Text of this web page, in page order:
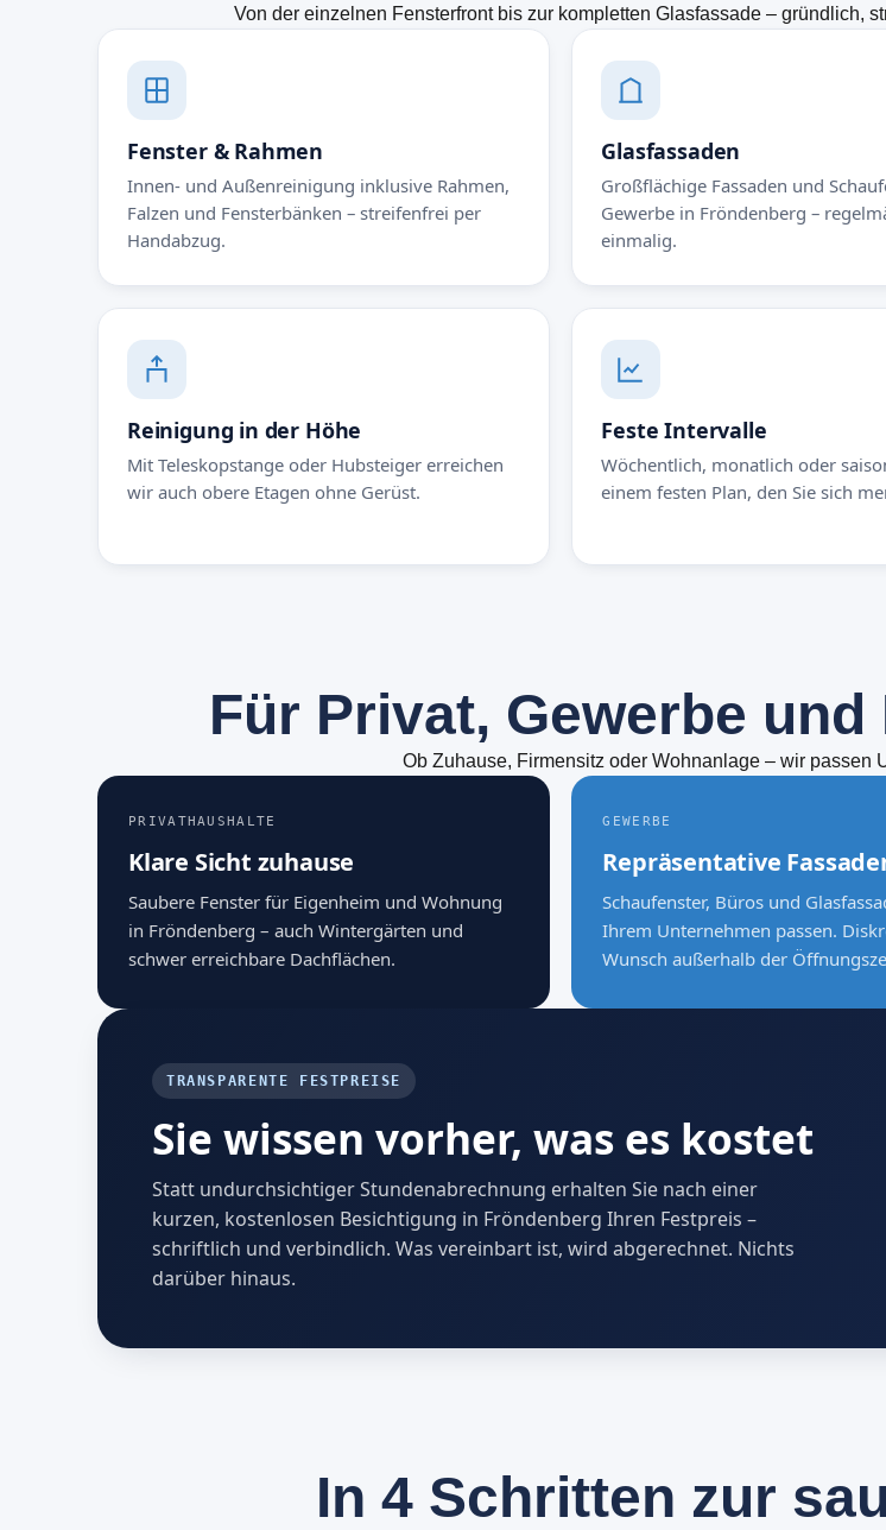
Von der einzelnen Fensterfront bis zur kompletten Glasfassade – gründlich,
Fenster & Rahmen
Innen- und Außenreinigung inklusive Rahmen,
Falzen und Fensterbänken – streifenfrei per
Handabzug.
Glasfassaden
Großflächige Fassaden und
Gewerbe in Fröndenberg –
einmalig.
Reinigung in der Höhe
Mit Teleskopstange oder Hubsteiger erreichen
wir auch obere Etagen ohne Gerüst.
Feste Intervalle
Wöchentlich, monatlich oder
einem festen Plan, den Sie sich
Für Privat, Gewerbe und
Ob Zuhause, Firmensitz oder Wohnanlage – wir passen
PRIVATHAUSHALTE
Klare Sicht zuhause
Saubere Fenster für Eigenheim und Wohnung
in Fröndenberg – auch Wintergärten und
schwer erreichbare Dachflächen.
GEWERBE
Repräsentative
Schaufenster, Büros und
Ihrem Unternehmen passen.
Wunsch außerhalb der
TRANSPARENTE FESTPREISE
Sie wissen vorher, was es kostet
Statt undurchsichtiger Stundenabrechnung erhalten Sie nach einer
kurzen, kostenlosen Besichtigung in Fröndenberg Ihren Festpreis –
schriftlich und verbindlich. Was vereinbart ist, wird abgerechnet. Nichts
darüber hinaus.
In 4 Schritten zur sau